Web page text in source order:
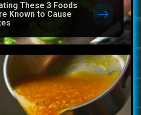
These 3 Foods
Known to Cause